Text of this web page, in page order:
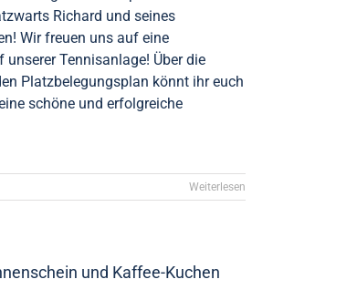
Richard und seines
Wir freuen uns auf eine
Tennisanlage! Über die
Platzbelegungsplan könnt ihr euch
schöne und erfolgreiche
Weiterlesen
und Kaffee-Kuchen